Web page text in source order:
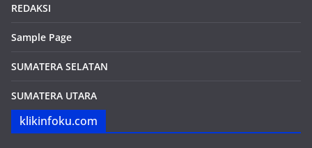
REDAKSI
Sample Page
SUMATERA SELATAN
SUMATERA UTARA
klikinfoku.com